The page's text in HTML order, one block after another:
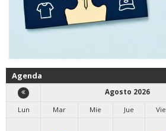
Agenda
Agosto 2026
Lun
Mar Mie Jue Vie